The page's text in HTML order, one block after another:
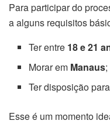
Para participar do
a alguns requisitos
Ter entre 18 e 21
Morar em Manaus;
Ter disposição
Esse é um momento